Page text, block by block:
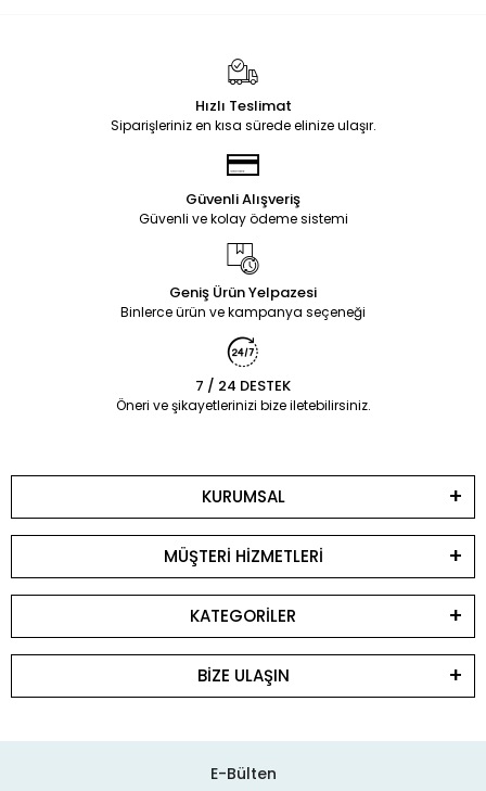
Hızlı Teslimat
Siparişleriniz en kısa sürede elinize ulaşır.
Güvenli Alışveriş
Güvenli ve kolay ödeme sistemi
Geniş Ürün Yelpazesi
Binlerce ürün ve kampanya seçeneği
7 / 24 DESTEK
Öneri ve şikayetlerinizi bize iletebilirsiniz.
KURUMSAL
MÜŞTERİ HİZMETLERİ
KATEGORİLER
BİZE ULAŞIN
E-Bülten